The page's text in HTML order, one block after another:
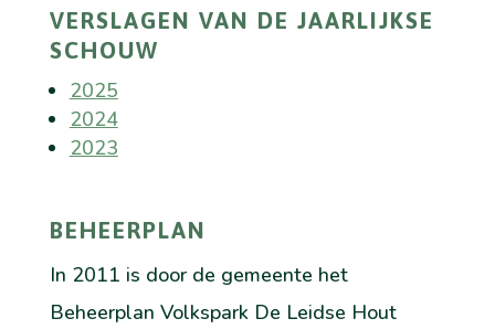
VERSLAGEN VAN DE JAARLIJKSE
SCHOUW
2025
2024
2023
BEHEERPLAN
In 2011 is door de gemeente het
Beheerplan Volkspark De Leidse Hout